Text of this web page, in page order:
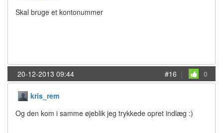
Skal bruge et kontonummer
20-12-2013 09:44 #16 | 0
kris_rem
Og den kom i samme øjeblik jeg trykkede opret indlæg :)